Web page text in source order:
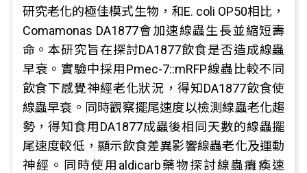
研究老化的極佳模式生物，和E. coli OP50相比，
Comamonas DA1877會加速線蟲生長並縮短壽
命。本研究旨在探討DA1877飲食是否造成線蟲
早衰。實驗中採用Pmec-7::mRFP線蟲比較不同
飲食下感覺神經老化狀況，得知DA1877飲食使
線蟲早衰。同時觀察擺尾速度以檢測線蟲老化趨
勢，得知食用DA1877成蟲後相同天數的線蟲擺
尾速度較低，顯示飲食差異影響線蟲老化及運動
神經。同時使用aldicarb藥物探討線蟲癱瘓速